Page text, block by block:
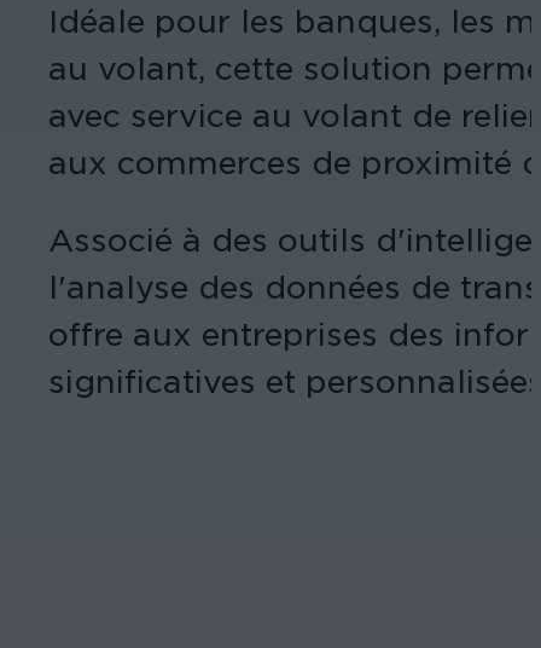
Idéale pour les banques, les
au volant, cette solution
avec service au volant de
aux commerces de proximité
Associé à des outils
l'analyse des données de
offre aux entreprises des
significatives et